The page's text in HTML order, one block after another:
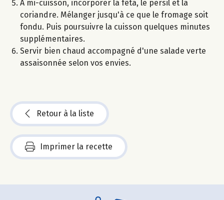
A mi-cuisson, incorporer la fêta, le persil et la
coriandre. Mélanger jusqu'à ce que le fromage soit
fondu. Puis poursuivre la cuisson quelques minutes
supplémentaires.
Servir bien chaud accompagné d'une salade verte
assaisonnée selon vos envies.
Retour à la liste
Imprimer la recette